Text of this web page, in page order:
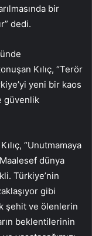
bir
dedi.
Kılıç, “Terör
yeni bir kaos
güvenlik
“Unutmamaya
dünya
Türkiye’nin
gibi
şehit ve ölenlerin
beklentilerinin